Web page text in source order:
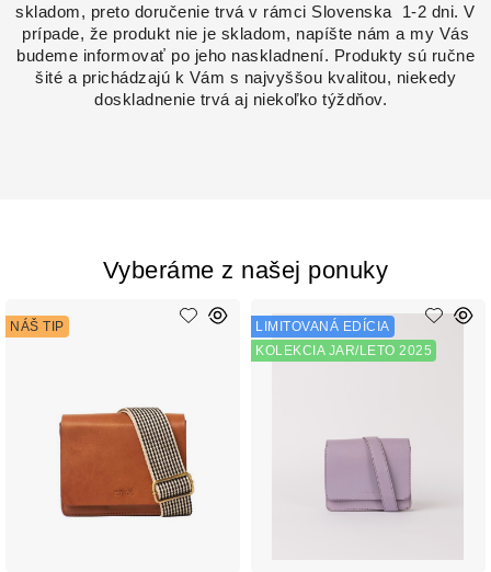
skladom, preto doručenie trvá v rámci Slovenska 1-2 dni. V
prípade, že produkt nie je skladom, napíšte nám a my Vás
budeme informovať po jeho naskladnení. Produkty sú ručne
šité a prichádzajú k Vám s najvyššou kvalitou, niekedy
doskladnenie trvá aj niekoľko týždňov.
Vyberáme z našej ponuky
NÁŠ TIP
LIMITOVANÁ EDÍCIA
KOLEKCIA JAR/LETO 2025